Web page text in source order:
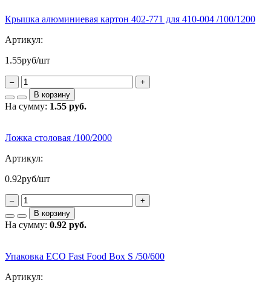
Крышка алюминиевая картон 402-771 для 410-004 /100/1200
Артикул:
1.55руб/шт
–
+
В корзину
На сумму: 1.55 руб.
Ложка столовая /100/2000
Артикул:
0.92руб/шт
–
+
В корзину
На сумму: 0.92 руб.
Упаковка ECO Fast Food Box S /50/600
Артикул: